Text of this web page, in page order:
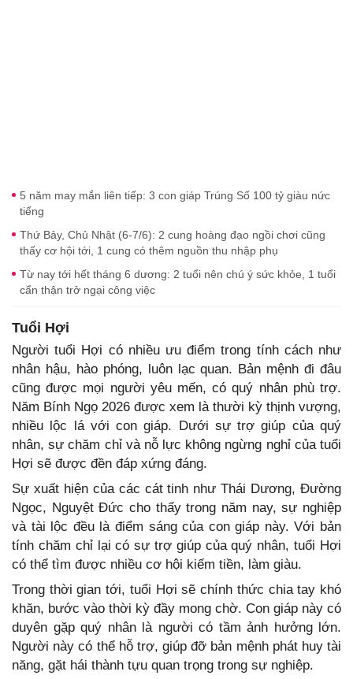
5 năm may mắn liên tiếp: 3 con giáp Trúng Số 100 tỷ giàu nức
tiếng
Thứ Bảy, Chủ Nhật (6-7/6): 2 cung hoàng đạo ngồi chơi cũng
thấy cơ hội tới, 1 cung có thêm nguồn thu nhập phụ
Từ nay tới hết tháng 6 dương: 2 tuổi nên chú ý sức khỏe, 1 tuổi
cẩn thận trở ngại công việc
Tuổi Hợi
Người tuổi Hợi có nhiều ưu điểm trong tính cách như
nhân hậu, hào phóng, luôn lạc quan. Bản mệnh đi đâu
cũng được mọi người yêu mến, có quý nhân phù trợ.
Năm Bính Ngọ 2026 được xem là thười kỳ thịnh vượng,
nhiều lộc lá với con giáp. Dưới sự trợ giúp của quý
nhân, sự chăm chỉ và nỗ lực không ngừng nghỉ của tuổi
Hợi sẽ được đền đáp xứng đáng.
Sự xuất hiện của các cát tinh như Thái Dương, Đường
Ngọc, Nguyệt Đức cho thấy trong năm nay, sự nghiệp
và tài lộc đều là điểm sáng của con giáp này. Với bản
tính chăm chỉ lại có sự trợ giúp của quý nhân, tuổi Hợi
có thể tìm được nhiều cơ hội kiếm tiền, làm giàu.
Trong thời gian tới, tuổi Hợi sẽ chính thức chia tay khó
khăn, bước vào thời kỳ đầy mong chờ. Con giáp này có
duyên gặp quý nhân là người có tầm ảnh hưởng lớn.
Người này có thể hỗ trợ, giúp đỡ bản mệnh phát huy tài
năng, gặt hái thành tựu quan trọng trong sự nghiệp.